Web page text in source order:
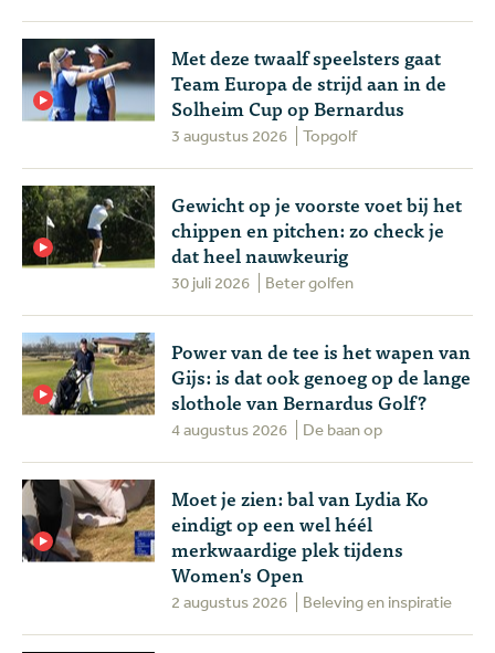
Met deze twaalf speelsters gaat
Team Europa de strijd aan in de
Solheim Cup op Bernardus
3 augustus 2026 Topgolf
Gewicht op je voorste voet bij het
chippen en pitchen: zo check je
dat heel nauwkeurig
30 juli 2026 Beter golfen
Power van de tee is het wapen van
Gijs: is dat ook genoeg op de lange
slothole van Bernardus Golf?
4 augustus 2026 De baan op
Moet je zien: bal van Lydia Ko
eindigt op een wel héél
merkwaardige plek tijdens
Women's Open
2 augustus 2026 Beleving en inspiratie